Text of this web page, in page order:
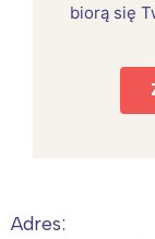
biorą się
Adres: